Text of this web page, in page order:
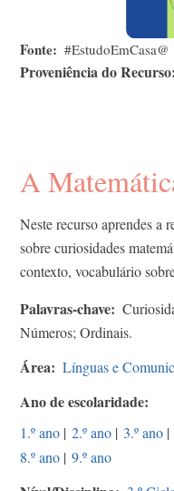
Fonte #EstudoEmCasa@
Proveniência do Recurso
A
Neste recurso aprendes a
sobre curiosidades
contexto, vocabulário
Palavras-chave
Números; Ordinais.
Área Línguas e
Ano de escolaridade
1.º ano | 2.º ano | 3.º ano |
8.º ano | 9.º ano